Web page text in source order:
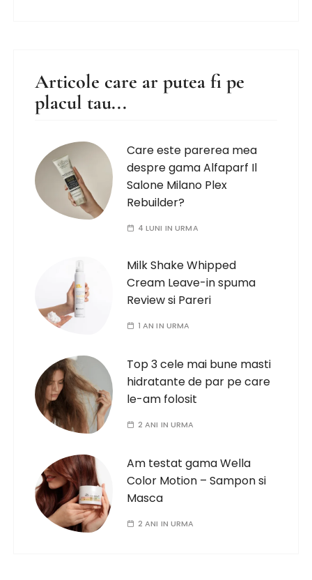
Articole care ar putea fi pe
placul tau...
Care este parerea mea
despre gama Alfaparf Il
Salone Milano Plex
Rebuilder?
4 LUNI IN URMA
Milk Shake Whipped
Cream Leave-in spuma
Review si Pareri
1 AN IN URMA
Top 3 cele mai bune masti
hidratante de par pe care
le-am folosit
2 ANI IN URMA
Am testat gama Wella
Color Motion – Sampon si
Masca
2 ANI IN URMA